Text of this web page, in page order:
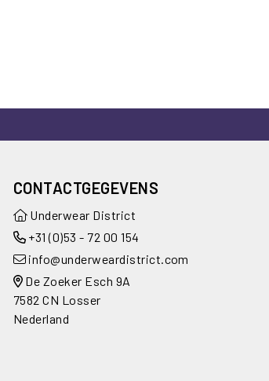
CONTACTGEGEVENS
Underwear District
+31 (0)53 - 72 00 154
info@underweardistrict.com
De Zoeker Esch 9A
7582 CN Losser
Nederland